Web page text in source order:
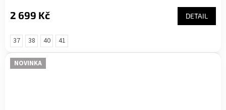
2 699 Kč DETAIL
37 38 40 41
NOVINKA